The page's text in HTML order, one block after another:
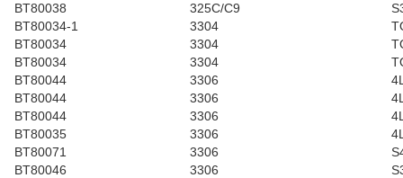
BT80038
325C/C9
BT80034-1
3304
BT80034
3304
BT80034
3304
BT80044
3306
BT80044
3306
BT80044
3306
BT80035
3306
BT80071
3306
BT80046
3306